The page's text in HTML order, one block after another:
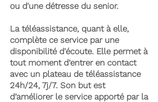
ou d'une détresse du senior.
La téléassistance, quant à elle,
complète ce service par une
disponibilité d'écoute. Elle permet à
tout moment d’entrer en contact
avec un plateau de téléassistance
24h/24, 7j/7. Son but est
d’améliorer le service apporté par la